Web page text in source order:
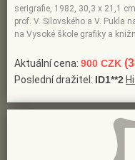
serigrafie, 1982, 30,3 x 21,1
prof. V. Silovského a V. Pukla
na Vysoké škole grafiky a
Aktuální cena: 900 CZK
Poslední dražitel: ID1**2